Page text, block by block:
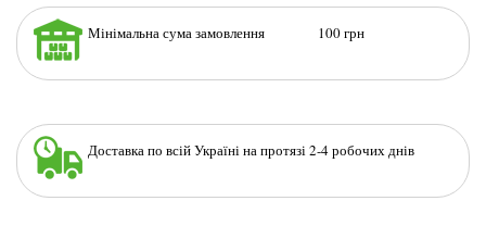
Мінімальна сума замовлення 100 грн
Доставка по всій Україні на протязі 2-4 робочих днів